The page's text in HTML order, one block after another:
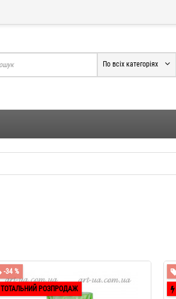
По всіх категоріях
-34 %
ТОТАЛЬНИЙ РОЗПРОДАЖ